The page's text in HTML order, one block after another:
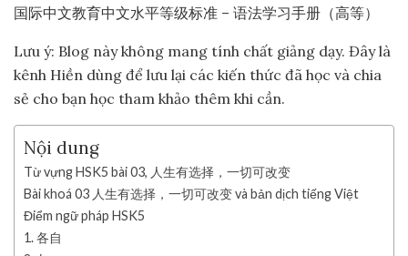
国际中文教育中文水平等级标准 – 语法学习手册（高等）
Lưu ý: Blog này không mang tính chất giảng dạy. Đây là
kênh Hiền dùng để lưu lại các kiến thức đã học và chia
sẻ cho bạn học tham khảo thêm khi cần.
Nội dung
Từ vựng HSK5 bài 03, 人生有选择，一切可改变
Bài khoá 03 人生有选择，一切可改变 và bản dịch tiếng Việt
Điểm ngữ pháp HSK5
1. 各自